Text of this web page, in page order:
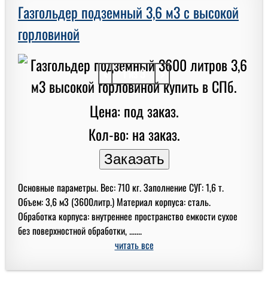
Газгольдер подземный 3,6 м3 с высокой
горловиной
< 1 из 3 >
Цена: под заказ.
Кол-во: на заказ.
Основные параметры. Вес: 710 кг. Заполнение СУГ: 1,6 т.
Объем: 3,6 м3 (3600литр.) Материал корпуса: сталь.
Обработка корпуса: внутреннее пространство емкости сухое
без поверхностной обработки, .......
читать все